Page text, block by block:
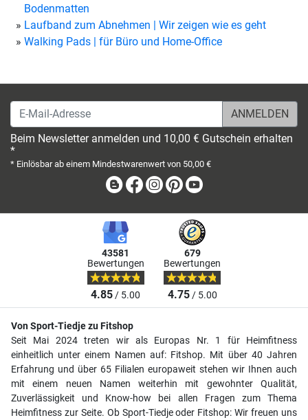
Bodenmatten
Laufband zum Abnehmen | Wir zeigen wie es geht
Walking Pads | für Büro und Home-Office
E-Mail-Adresse
Beim Newsletter anmelden und 10,00 € Gutschein erhalten
*
* Einlösbar ab einem Mindestwarenwert von 50,00 €
BlogFacebook
Instagram
Pinterest
43581
Bewertungen
4.85/ 5.00
679
Bewertungen
4.75/ 5.00
Von Sport-Tiedje zu Fitshop
Seit Mai 2024 treten wir als Europas Nr. 1 für Heimfitness
einheitlich unter einem Namen auf: Fitshop. Mit über 40 Jahren
Erfahrung und über 65 Filialen europaweit stehen wir Ihnen auch
mit einem neuen Namen weiterhin mit gewohnter Qualität,
Zuverlässigkeit und Know-how bei allen Fragen zum Thema
Heimfitness zur Seite. Ob Sport-Tiedje oder Fitshop: Wir freuen uns